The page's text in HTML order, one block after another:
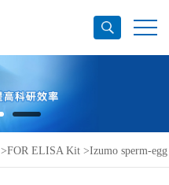
>FOR ELISA Kit >Izumo sperm-egg